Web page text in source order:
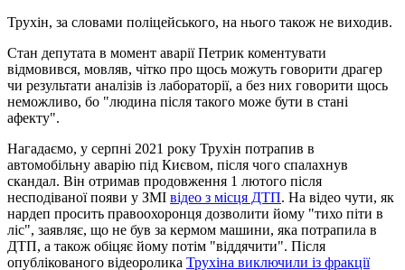
Трухін, за словами поліцейського, на нього також не виходив.
Стан депутата в момент аварії Петрик коментувати
відмовився, мовляв, чітко про щось можуть говорити драгер
чи результати аналізів із лабораторії, а без них говорити щось
неможливо, бо "людина після такого може бути в стані
афекту".
Нагадаємо, у серпні 2021 року Трухін потрапив в
автомобільну аварію під Києвом, після чого спалахнув
скандал. Він отримав продовження 1 лютого після
несподіваної появи у ЗМІ відео з місця ДТП. На відео чути, як
нардеп просить правоохоронця дозволити йому "тихо піти в
ліс", заявляє, що не був за кермом машини, яка потрапила в
ДТП, а також обіцяє йому потім "віддячити". Після
опублікованого відеоролика Трухіна виключили із фракції